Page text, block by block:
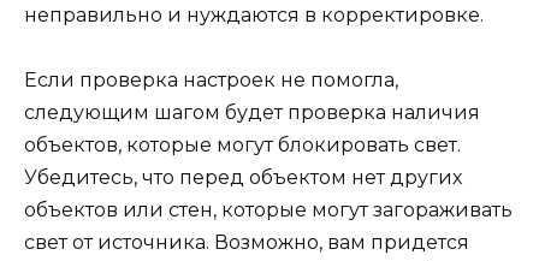
неправильно и нуждаются в корректировке.
Если проверка настроек не помогла,
следующим шагом будет проверка наличия
объектов, которые могут блокировать свет.
Убедитесь, что перед объектом нет других
объектов или стен, которые могут загораживать
свет от источника. Возможно, вам придется